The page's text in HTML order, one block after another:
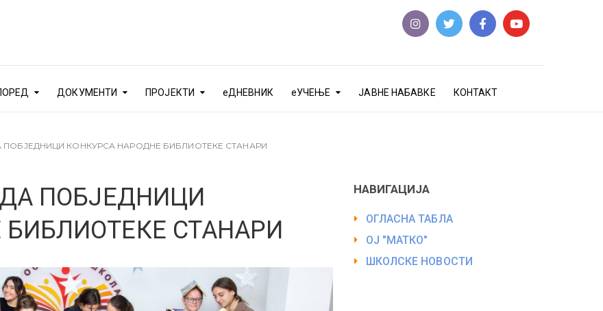
ДОКУМЕНТИ ПРОЈЕКТИ еДНЕВНИК еУЧЕЊЕ ЈАВНЕ НАБАВКЕ КОНТАКТ
ПОБЈЕДНИЦИ КОНКУРСА НАРОДНЕ БИБЛИОТЕКЕ СТАНАРИ
ПОБЈЕДНИЦИ
СТАНАРИ
НАВИГАЦИЈА
ОГЛАСНА ТАБЛА
ОЈ "МАТКО"
ШКОЛСКЕ НОВОСТИ